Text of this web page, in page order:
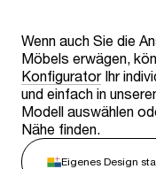
Wenn auch Sie die
Möbels erwägen,
KonfiguratorIhr
und einfach in
Modell auswählen
Nähe finden.
Eigenes Design